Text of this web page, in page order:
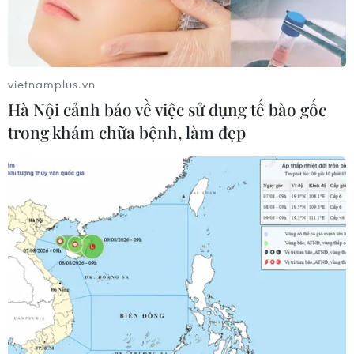
Phòng vệ thương mại và bài học
"chuẩn bị kỹ-thắng lớn" của doanh
nghiệp Việt
07/08/2026 01:14
Giá dầu tăng vọt do Iran xem xét cấm
tàu Mỹ và Israel qua eo biển Hormuz
Giá vàng thế giới quay đầu giảm nhẹ
do áp lực chốt lời
07/08/2026 00:31
vietnamplus.vn
Hà Nội cảnh báo về việc sử dụng tế bào gốc
trong khám chữa bệnh, làm đẹp